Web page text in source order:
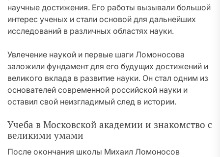
научные достижения. Его работы вызывали большой
интерес ученых и стали основой для дальнейших
исследований в различных областях науки.
Увлечение наукой и первые шаги Ломоносова
заложили фундамент для его будущих достижений и
великого вклада в развитие науки. Он стал одним из
основателей современной российской науки и
оставил свой неизгладимый след в истории.
Учеба в Московской академии и знакомство с
великими умами
После окончания школы Михаил Ломоносов